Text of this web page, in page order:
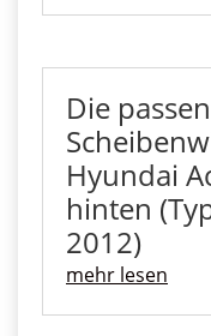
Die
Hyundai
hinten
2012)
mehr lesen